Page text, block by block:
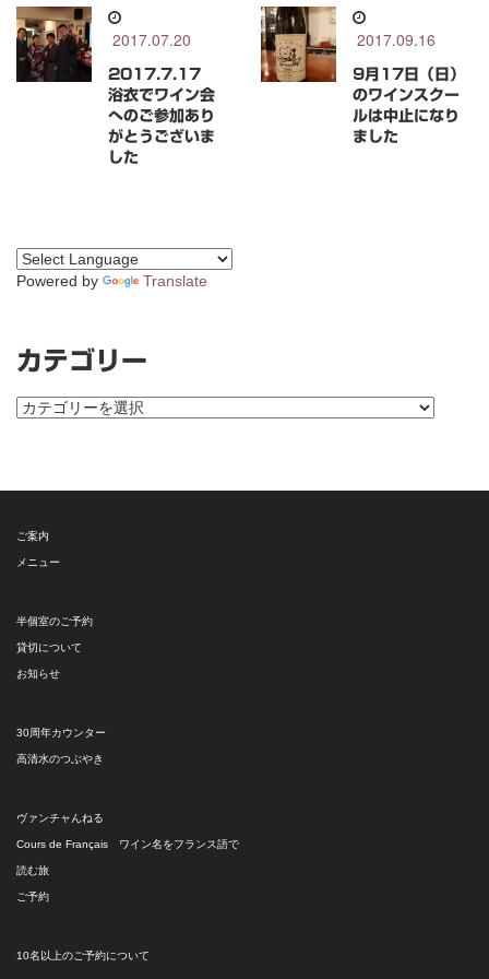
2017.07.20
2017.7.17
浴衣でワイン会
へのご参加あり
がとうございま
した
2017.09.16
9月17日（日）
のワインスクー
ルは中止になり
ました
Powered by Translate
カテゴリー
カ
ー
ご案内
メニュー
半個室のご予約
貸切について
お知らせ
30周年カウンター
高清水のつぶやき
ヴァンチャんねる
Cours de Français ワイン名をフランス語で
読む旅
ご予約
10名以上のご予約について